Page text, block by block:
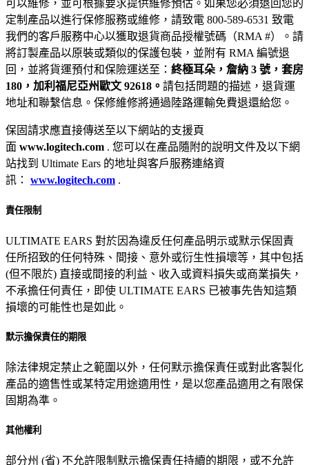
可以維修，並可根據要求提供維修預估。如果您必須退回您的
定制產品以進行保修服務或維修，請致電 800-589-6531 致電
我們的客戶服務中心以獲取退貨商品授權號碼（RMA #）。請
將訂製產品以原裝或類似的保護包裝，並附有 RMA 編號退
回，並將貨運預付和保險運送至： 終極耳朵，詹納 3 號，套房
180，加利福尼亞州歐文 92618。 請包括問題的描述，退貨運
地址和聯繫信息。保修維修將通過陸路運輸免費退還給您。
保固請求應直接傳送至以下網站的支援頁
面 www.logitech.com . 您可以在產品隨附的說明文件及以下網
站找到 Ultimate Ears 的地址與客戶服務連絡資
訊： www.logitech.com .
責任限制
ULTIMATE EARS 對於因為違反任何產品明示或默示保固責
任所招致的任何特殊、間接、意外或衍生性損壞等，其中包括
(但不限於) 直接或間接的利益、收入或資料損失或商業損失，
不承擔任何責任，即使 ULTIMATE EARS 已被事先告知這類
損壞的可能性也是如此。
默示擔保責任的期限
除法律規定禁止之範圍以外，任何默示擔保責任或對此客製化
產品的適售性或某特定用途適用性，是以您產品適用之有限保
固期為準。
其他權利
部分州 (省) 不允許限制默示擔保責任持續的期限，或不允許